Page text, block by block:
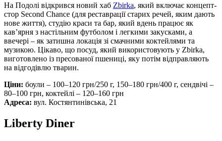
На Подолі відкрився новий хаб Zbirka, який включає концепт-
стор Second Chance (для реставрації старих речей, яким дають
нове життя), студію краси та бар, який вдень працює як
кав’ярня з настільним футболом і легкими закусками, а
ввечері – як затишна локація зі смачними коктейлями та
музикою. Цікаво, що посуд, який використовують у Zbirka,
виготовлено із пресованої пшениці, яку потім відправляють
на відгодівлю тварин.
Ціни: боули – 100–120 грн/250 г, 150–180 грн/400 г, сендвічі –
80–100 грн, коктейлі – 120–160 грн
Адреса: вул. Костянтинівська, 21
Liberty Diner